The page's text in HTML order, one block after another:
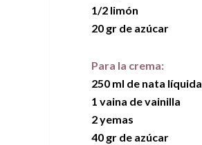
1/2 limón
20 gr de azúcar
Para la crema:
250 ml de nata líquida
1 vaina de vainilla
2 yemas
40 gr de azúcar